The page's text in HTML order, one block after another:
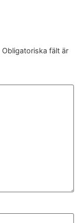
Obligatoriska fält är